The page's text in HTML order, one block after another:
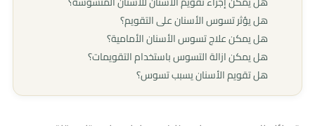
هل يؤثر تسوس الأسنان على التقويم؟
هل يمكن علاج تسوس الأسنان الأمامية؟
هل يمكن ازالة التسوس باستخدام التقويمات؟
هل تقويم الأسنان يسبب تسوس؟